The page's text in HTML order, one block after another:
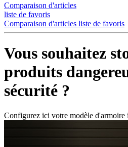
Comparaison d'articles
liste de favoris
Comparaison d'articles liste de favoris
Vous souhaitez
produits
sécurité ?
Configurez ici votre modèle d'armoire